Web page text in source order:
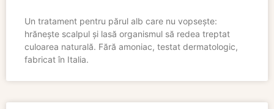
Un tratament pentru părul alb care nu vopsește:
hrănește scalpul și lasă organismul să redea treptat
culoarea naturală. Fără amoniac, testat dermatologic,
fabricat în Italia.